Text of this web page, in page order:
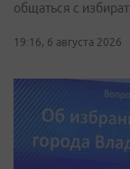
общаться с
19:16, 6 августа 2026